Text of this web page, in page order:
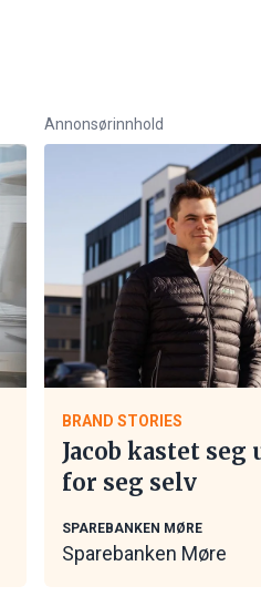
Annonsørinnhold
BRAND STORIES
Jacob kastet
for seg selv
SPAREBANKEN MØRE
Sparebanken Møre